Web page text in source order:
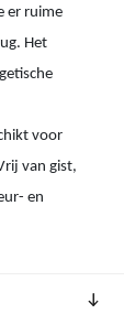
er ruime
Het
voor
van gist,
en